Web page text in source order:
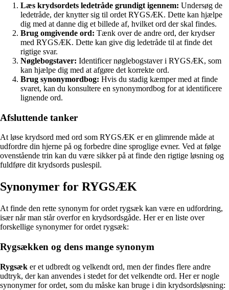
Læs krydsordets ledetråde grundigt igennem: Undersøg de
ledetråde, der knytter sig til ordet RYGSÆK. Dette kan hjælpe
dig med at danne dig et billede af, hvilket ord der skal findes.
Brug omgivende ord: Tænk over de andre ord, der krydser
med RYGSÆK. Dette kan give dig ledetråde til at finde det
rigtige svar.
Nøglebogstaver: Identificer nøglebogstaver i RYGSÆK, som
kan hjælpe dig med at afgøre det korrekte ord.
Brug synonymordbog: Hvis du stadig kæmper med at finde
svaret, kan du konsultere en synonymordbog for at identificere
lignende ord.
Afsluttende tanker
At løse krydsord med ord som RYGSÆK er en glimrende måde at
udfordre din hjerne på og forbedre dine sproglige evner. Ved at følge
ovenstående trin kan du være sikker på at finde den rigtige løsning og
fuldføre dit krydsords puslespil.
Synonymer for RYGSÆK
At finde den rette synonym for ordet rygsæk kan være en udfordring,
især når man står overfor en krydsordsgåde. Her er en liste over
forskellige synonymer for ordet rygsæk:
Rygsækken og dens mange synonym
Rygsæk er et udbredt og velkendt ord, men der findes flere andre
udtryk, der kan anvendes i stedet for det velkendte ord. Her er nogle
synonymer for ordet, som du måske kan bruge i din krydsordsløsning: